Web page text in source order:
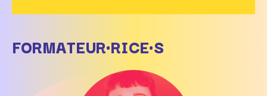
FORMATEUR·RICE·S